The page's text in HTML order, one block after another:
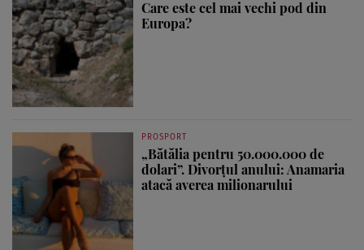
Care este cel mai vechi pod din
Europa?
PROSPORT
„Bătălia pentru 50.000.000 de
dolari”. Divorțul anului: Anamaria
atacă averea milionarului